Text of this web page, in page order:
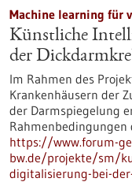
Machine learning für
Künstliche
der
Im Rahmen des
Krankenhäusern der
der Darmspiegelung
https://www.forum-
bw.de/projekte/sm/
digitalisierung-bei-